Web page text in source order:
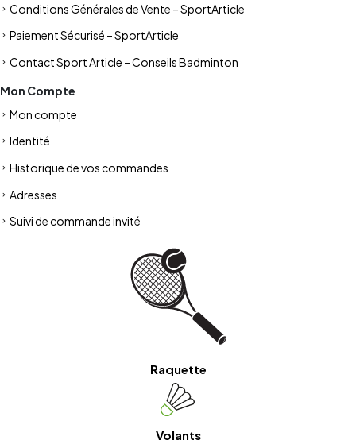
Conditions Générales de Vente – SportArticle
Paiement Sécurisé – SportArticle
Contact Sport Article – Conseils Badminton
Mon Compte
Mon compte
Identité
Historique de vos commandes
Adresses
Suivi de commande invité
Raquette
Volants